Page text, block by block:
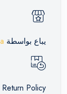
يباع بواسطة
Return Policy